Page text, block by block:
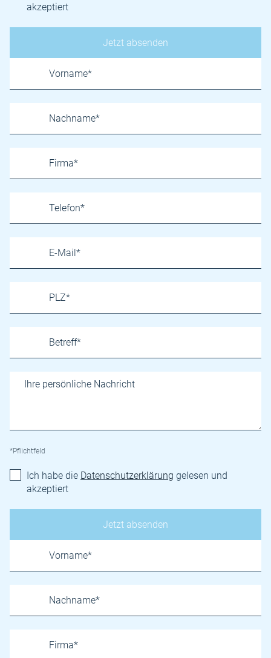
akzeptiert
*Pflichtfeld
Ich habe die Datenschutzerklärung gelesen und
akzeptiert